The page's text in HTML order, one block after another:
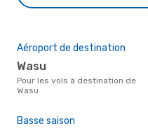
Aéroport de destination
Wasu
Pour les vols à destination de
Wasu
Basse saison